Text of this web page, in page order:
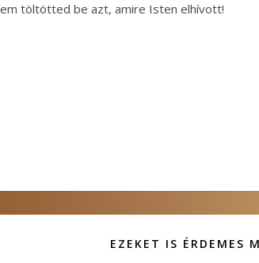
töltötted be azt, amire Isten elhívott!
EZEKET IS ÉRDEMES